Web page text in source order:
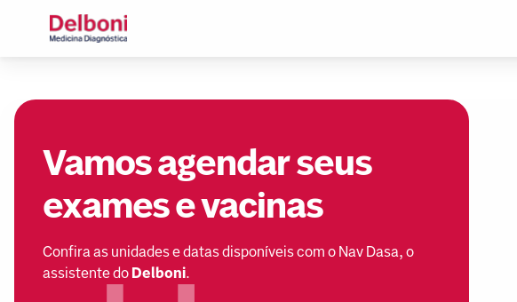
Vamos agendar seus
exames e vacinas
Confira as unidades e datas disponíveis com o Nav Dasa, o
assistente do Delboni.